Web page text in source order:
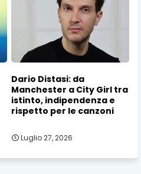
Dario Distasi: da
Manchester a City Girl tra
istinto, indipendenza e
rispetto per le canzoni
Luglio 27, 2026